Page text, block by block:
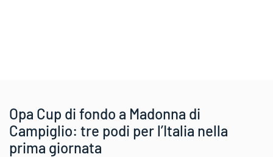
Opa Cup di fondo a Madonna di
Campiglio: tre podi per l’Italia nella
prima giornata